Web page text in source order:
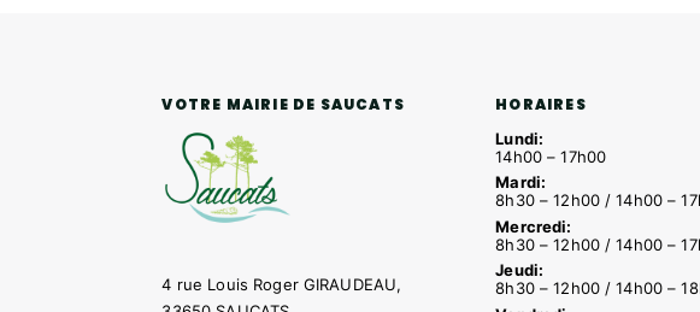
VOTRE MAIRIE DE SAUCATS
4 rue Louis Roger GIRAUDEAU,
HORAIRES
Lundi:
14h00 – 17h00
Mardi:
8h30 – 12h00 / 14h00 –
Mercredi:
8h30 – 12h00 / 14h00 –
Jeudi:
8h30 – 12h00 / 14h00 –